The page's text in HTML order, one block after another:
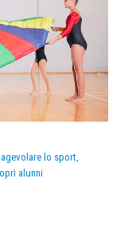
lo sport,
alunni